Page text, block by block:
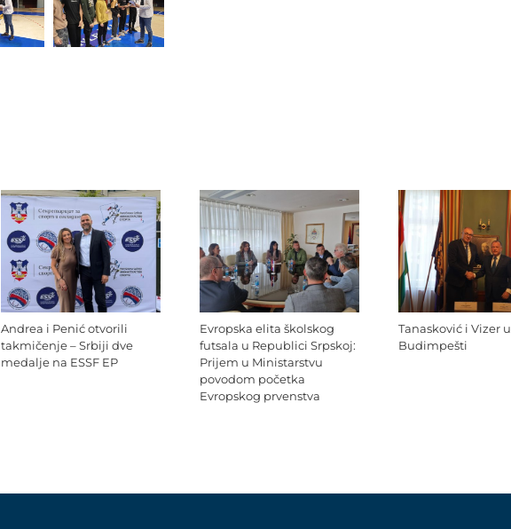
Andrea i Penić otvorili
takmičenje – Srbiji dve
medalje na ESSF EP
Evropska elita školskog
futsala u Republici Srpskoj:
Prijem u Ministarstvu
povodom početka
Evropskog prvenstva
Tanasković i Vizer u
Budimpešti